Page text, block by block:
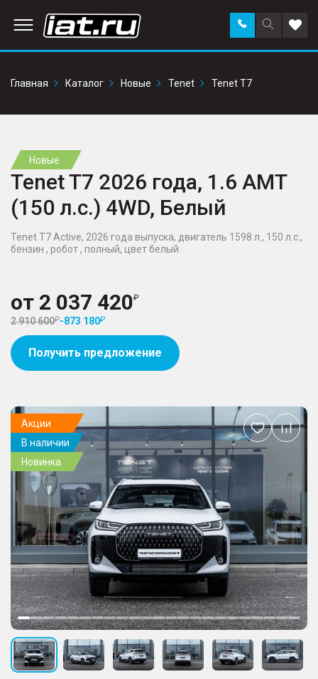
Поиск
по
Заказать
звонок в
Главная
Каталог Новые Tenet Tenet T7
Новые
Tenet T7 2026 года, 1.6 AMT
(150 л.с.) 4WD, Белый
Tenet T7 Active, 2026 года выпуска, двигатель 1598 л., 150 л.с.,
бензин , робот , полный, цвет белый
от 2 037 420
2 910 600 -873 180
Получить предложение
Акции
В наличии
Новинка
Добавить
в
избранное